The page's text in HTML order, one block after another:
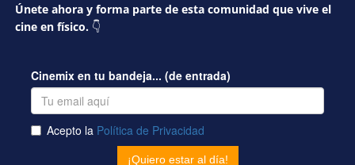
Únete ahora y forma parte de esta comunidad que vive el
cine en físico. 👇